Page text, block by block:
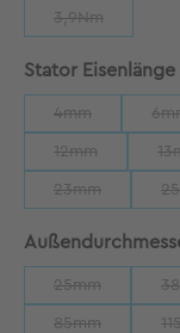
3,9Nm
Stator Eisenlänge
4mm
12mm
23mm
25mm
85mm